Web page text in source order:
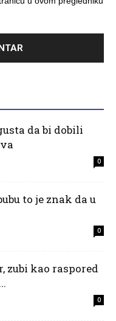
da bi dobili
0
to je znak da u
0
zubi kao raspored
0